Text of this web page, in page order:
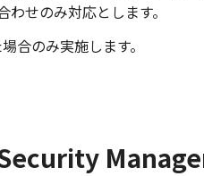
せのみ対応とします。
合のみ実施します。